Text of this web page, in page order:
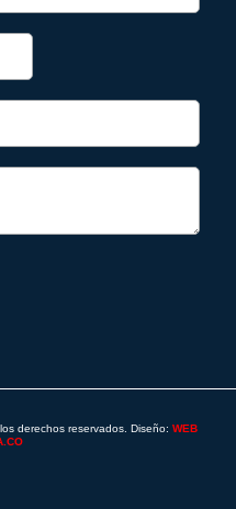
derechos reservados. Diseño: WEB